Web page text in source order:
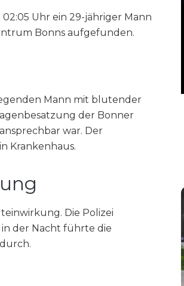
Uhr ein 29-jähriger Mann
Bonns aufgefunden.
Mann mit blutender
der Bonner
war. Der
Krankenhaus.
Die Polizei
in der Nacht führte die